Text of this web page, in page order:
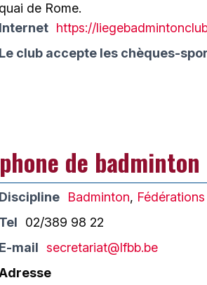
quai de Rome.
Internet https://
Le club accepte les chèques-
de badminton
Discipline Badminton,
Tel
02/389 98 22
E-mail secretariat@lfbb.be